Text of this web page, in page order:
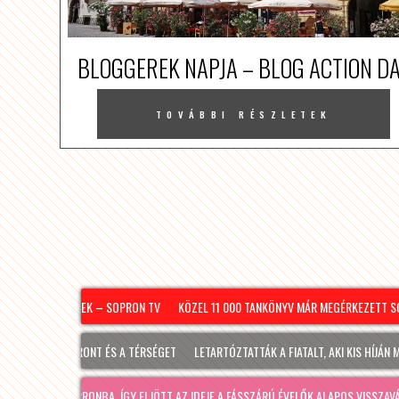
BLOGGEREK NAPJA – BLOG ACTION
TOVÁBBI RÉSZLETEK
– PÉNTEK – SOPRON TV KÖZEL 11 000 TANKÖNYV MÁR MEGÉRKEZETT
SOPRONT ÉS A TÉRSÉGET LETARTÓZTATTÁK A FIATALT, AKI KIS HÍJÁN